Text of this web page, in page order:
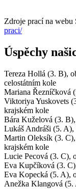
Zdroje prací na webu
praci/
Úspěchy
Tereza Hollá (3. B),
celostátním kole
Mariana Řezníčková
Viktoriya Yuskovets
krajském kole
Bára Kuželová (3.
Lukáš Andráši (5.
Martin Oleksík (3.
krajském kole
Lucie Pecová (3. C),
Eva Kupčíková (3.
Eva Kopecká (5. A),
Anežka Klangová